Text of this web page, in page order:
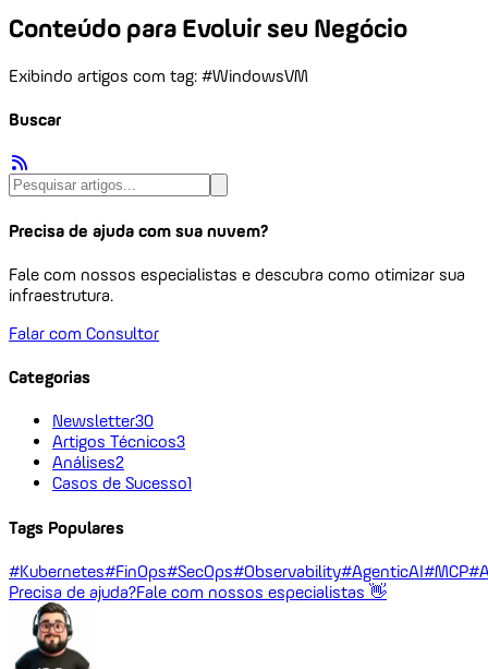
Conteúdo para Evoluir seu Negócio
Exibindo artigos com tag: #WindowsVM
Buscar
Precisa de ajuda com sua nuvem?
Fale com nossos especialistas e descubra como otimizar sua
infraestrutura.
Falar com Consultor
Categorias
Newsletter30
Artigos Técnicos3
Análises2
Casos de Sucesso1
Tags Populares
#Kubernetes#FinOps#SecOps#Observability#AgenticAI#MCP
Precisa de ajuda?Fale com nossos especialistas 👋